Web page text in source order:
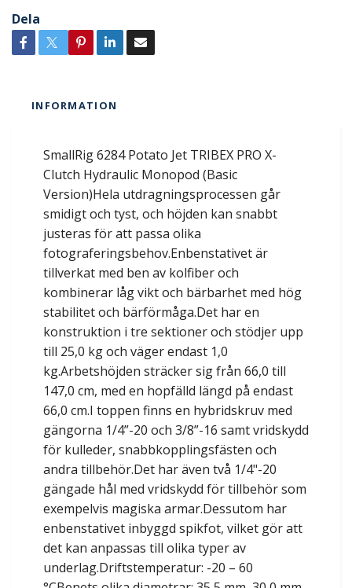
Dela
INFORMATION
SmallRig 6284 Potato Jet TRIBEX PRO X-
Clutch Hydraulic Monopod (Basic
Version)Hela utdragningsprocessen går
smidigt och tyst, och höjden kan snabbt
justeras för att passa olika
fotograferingsbehov.Enbenstativet är
tillverkat med ben av kolfiber och
kombinerar låg vikt och bärbarhet med hög
stabilitet och bärförmåga.Det har en
konstruktion i tre sektioner och stödjer upp
till 25,0 kg och väger endast 1,0
kg.Arbetshöjden sträcker sig från 66,0 till
147,0 cm, med en hopfälld längd på endast
66,0 cm.I toppen finns en hybridskruv med
gängorna 1/4”-20 och 3/8”-16 samt vridskydd
för kulleder, snabbkopplingsfästen och
andra tillbehör.Det har även två 1/4"-20
gängade hål med vridskydd för tillbehör som
exempelvis magiska armar.Dessutom har
enbenstativet inbyggd spikfot, vilket gör att
det kan anpassas till olika typer av
underlag.Driftstemperatur: -20 – 60